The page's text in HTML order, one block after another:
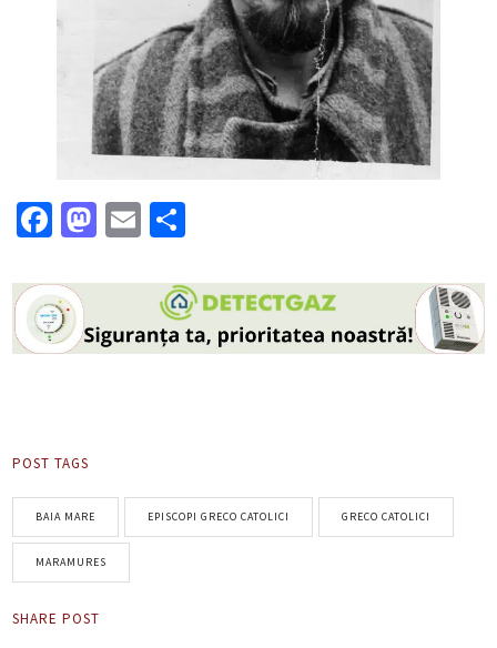
Facebook
Mastodon
Email
POST TAGS
BAIA MARE EPISCOPI GRECO CATOLICI GRECO CATOLICI
MARAMURES
SHARE POST